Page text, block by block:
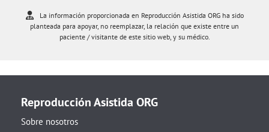
La información proporcionada en Reproducción Asistida ORG ha sido
planteada para apoyar, no reemplazar, la relación que existe entre un
paciente / visitante de este sitio web, y su médico.
Reproducción Asistida ORG
Sobre nosotros